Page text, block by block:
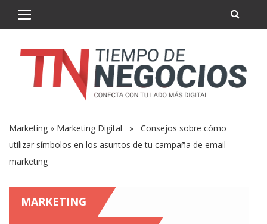
Marketing » Marketing Digital » Consejos sobre cómo
utilizar símbolos en los asuntos de tu campaña de email
marketing
MARKETING